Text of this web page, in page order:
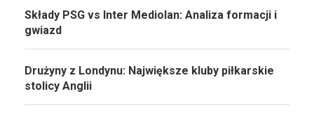
Składy PSG vs Inter Mediolan: Analiza formacji i
gwiazd
Drużyny z Londynu: Największe kluby piłkarskie
stolicy Anglii